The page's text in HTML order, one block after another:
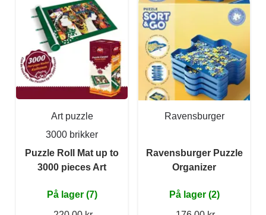
Art puzzle
3000 brikker
Puzzle Roll Mat up to
3000 pieces Art
På lager (7)
Ravensburger
Ravensburger Puzzle
Organizer
På lager (2)